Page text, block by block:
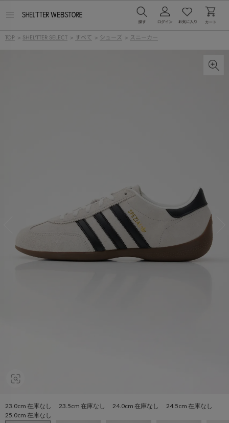
ー
TOP > SHEL'TTER SELECT > すべて > シューズ > スニーカー
23.0cm 在庫なし 23.5cm 在庫なし 24.0cm 在庫なし 24.5cm 在庫なし
25.0cm 在庫なし